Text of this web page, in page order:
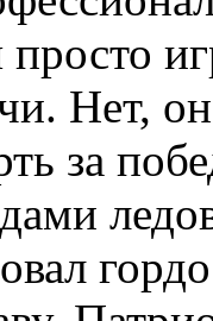
просто
Нет,
за